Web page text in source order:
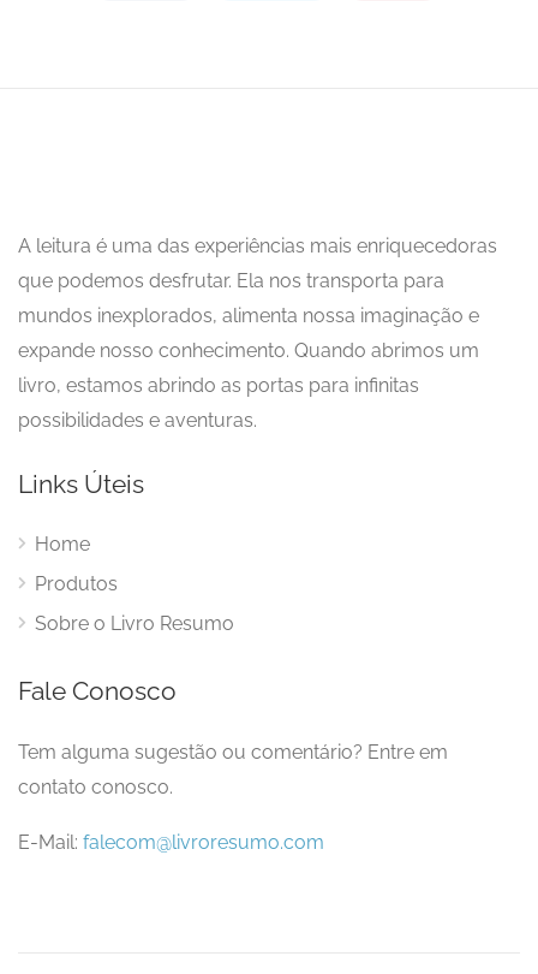
A leitura é uma das experiências mais enriquecedoras
que podemos desfrutar. Ela nos transporta para
mundos inexplorados, alimenta nossa imaginação e
expande nosso conhecimento. Quando abrimos um
livro, estamos abrindo as portas para infinitas
possibilidades e aventuras.
Links Úteis
Home
Produtos
Sobre o Livro Resumo
Fale Conosco
Tem alguma sugestão ou comentário? Entre em
contato conosco.
E-Mail: falecom@livroresumo.com